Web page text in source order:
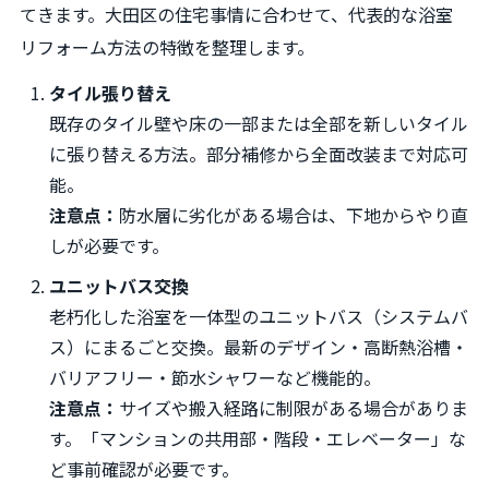
てきます。大田区の住宅事情に合わせて、代表的な浴室
リフォーム方法の特徴を整理します。
タイル張り替え
既存のタイル壁や床の一部または全部を新しいタイル
に張り替える方法。部分補修から全面改装まで対応可
能。
注意点： 防水層に劣化がある場合は、下地からやり直
しが必要です。
ユニットバス交換
老朽化した浴室を一体型のユニットバス（システムバ
ス）にまるごと交換。最新のデザイン・高断熱浴槽・
バリアフリー・節水シャワーなど機能的。
注意点： サイズや搬入経路に制限がある場合がありま
す。「マンションの共用部・階段・エレベーター」な
ど事前確認が必要です。